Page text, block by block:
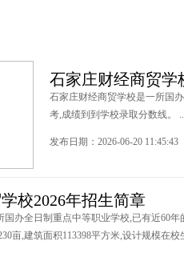
石家庄财经商贸学
石家庄财经商贸学校是一所国
考,成绩到到学校录取分数线。
发布日期：2026-06-20 11:45:43
校2026年招生简章
国办全日制重点中等职业学校,已有近60
亩,建筑面积113398平方米,设计规模在校